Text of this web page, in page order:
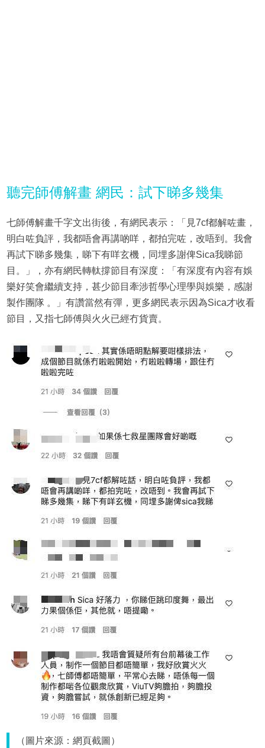
聽完師傅解畫 網民：試下睇多幾集
七師傅解畫千字文出街後，有網民表示：「見7cf都解咗畫，
明白咗負評，我都唔會再講啲咩，都拍完咗，改唔到。我會
再試下睇多幾集，睇下有咩玄機，同埋多謝俾Sica我睇節
目。」，亦有網民轉軚撐節目有深度：「有深度有內容有娛
樂好笑會繼續支持，甚少節目牽涉哲學心理學與娛樂，感謝
製作團隊 。」有讚當然有彈，更多網民表示因為Sica才收看
節目，又指七師傅與火火已經冇貨賣。
（圖片來源：網頁截圖）